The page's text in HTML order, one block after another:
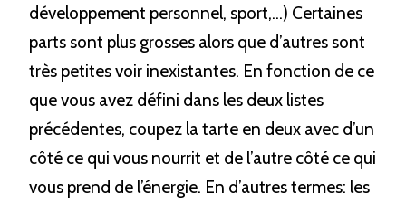
développement personnel, sport,…) Certaines
parts sont plus grosses alors que d’autres sont
très petites voir inexistantes. En fonction de ce
que vous avez défini dans les deux listes
précédentes, coupez la tarte en deux avec d’un
côté ce qui vous nourrit et de l’autre côté ce qui
vous prend de l’énergie. En d’autres termes: les